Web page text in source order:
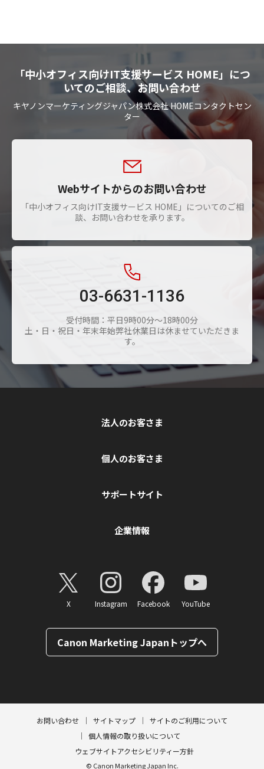
「中小オフィス向けIT支援サービス HOME」につ
いてのご相談、お問い合わせ
キヤノンマーケティングジャパン株式会社 HOMEコンタクトセン
ター
Webサイトからのお問い合わせ
「中小オフィス向けIT支援サービス HOME」についてのご相
談、お問い合わせを承ります。
03-6631-1136
受付時間：平日9時00分～18時00分
土・日・祝日・年末年始弊社休業日は休ませていただきま
す。
法人のお客さま
個人のお客さま
サポートサイト
企業情報
X Instagram Facebook YouTube
Canon Marketing Japanトップへ
お問い合わせ サイトマップ
サイトのご利用について
個人情報の取り扱いについて
ウェブサイトアクセシビリティー方針
© Canon Marketing Japan Inc.